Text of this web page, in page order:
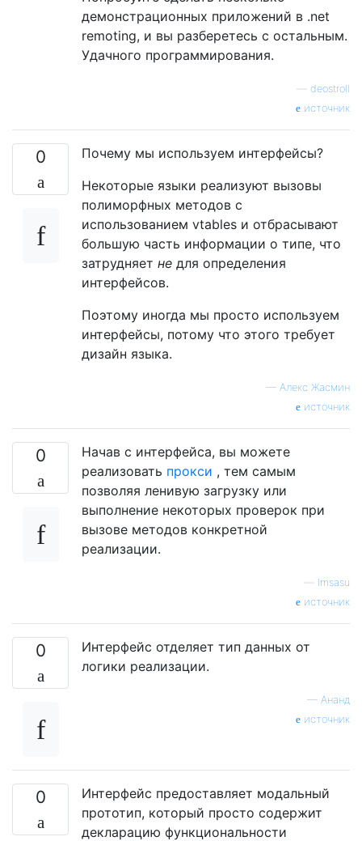
демонстрационных приложений в .net
remoting, и вы разберетесь с остальным.
Удачного программирования.
deostroll
источник
0
Почему мы используем интерфейсы?
Некоторые языки реализуют вызовы
полиморфных методов с
использованием vtables и отбрасывают
большую часть информации о типе, что
затрудняет не для определения
интерфейсов.
Поэтому иногда мы просто используем
интерфейсы, потому что этого требует
дизайн языка.
— Алекс Жасмин
источник
0
Начав с интерфейса, вы можете
реализовать прокси , тем самым
позволяя ленивую загрузку или
выполнение некоторых проверок при
вызове методов конкретной
реализации.
lmsasu
источник
0
Интерфейс отделяет тип данных от
логики реализации.
— Ананд
источник
0
Интерфейс предоставляет модальный
прототип, который просто содержит
декларацию функциональности